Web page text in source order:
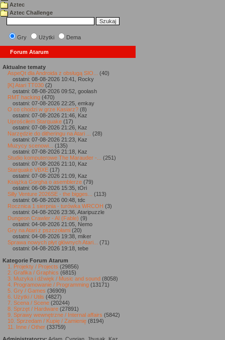
Aztec
Aztec Challenge
Gry Użytki Dema
Forum Atarum
Aktualne tematy
AspeQt dla Androida z obsługą SIO...
(40)
ostatni: 08-08-2026 10:41, Rocky
[K] Atari TT030 (2)
ostatni: 08-08-2026 09:52, goolash
RMT hacking (470)
ostatni: 07-08-2026 22:25, emkay
O co chodzi w grze Kasiarz? (8)
ostatni: 07-08-2026 21:46, Kaz
Uprościłem Starquake (17)
ostatni: 07-08-2026 21:26, Kaz
Narzędzie do ditheringu na Atari ...
(28)
ostatni: 07-08-2026 21:23, Kaz
Muzycy scenowi...
(135)
ostatni: 07-08-2026 21:18, Kaz
Studio komputerowe The Marauder -...
(251)
ostatni: 07-08-2026 21:10, Kaz
Starquake VBXE (17)
ostatni: 07-08-2026 21:09, Kaz
Książka Gorgha o asemblerze (79)
ostatni: 06-08-2026 15:35, tOri
Silly Venture 2026SE - the bigges...
(113)
ostatni: 06-08-2026 00:48, tdc
Rocznica 1 sierpnia - turówka WRCOH (3)
ostatni: 04-08-2026 23:36, Ataripuzzle
Dungeon Crawler - AI (Fable) (9)
ostatni: 04-08-2026 21:05, Nemo
Gry na Atari z pszczołami (20)
ostatni: 04-08-2026 19:38, miker
Sprawa nowych płyt głównych Atari...
(71)
ostatni: 04-08-2026 19:18, tebe
Kategorie Forum Atarum
1. Projekty / Projects (29856)
2. Grafika / Graphics (6815)
3. Muzyka i dźwięk / Music and sound (8058)
4. Programowanie / Programming (13171)
5. Gry / Games (36909)
6. Użytki / Utils (4827)
7. Scena / Scene (20244)
8. Sprzęt / Hardware (27891)
9. Sprawy wewnętrzne / Internal affairs (5842)
10. Sprzedam / Kupię / Zamienię (8194)
11. Inne / Other (33759)